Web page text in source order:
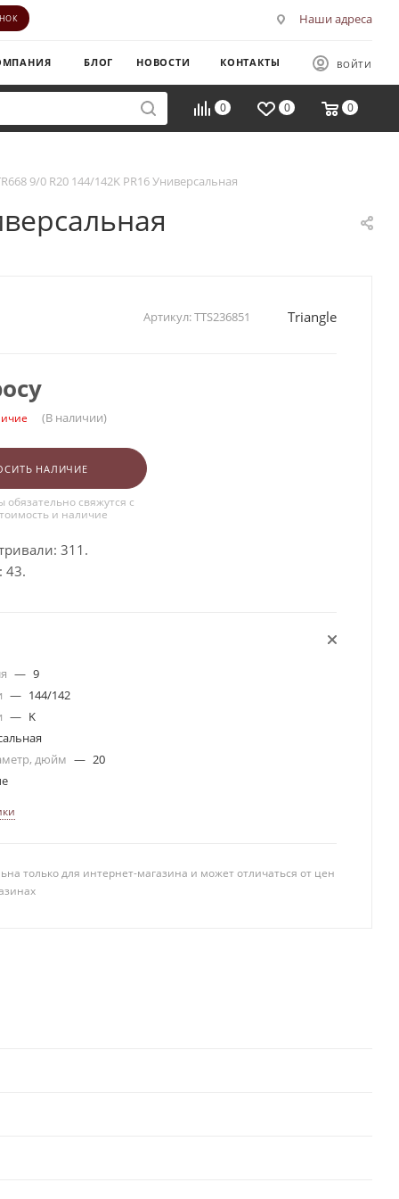
Наши адреса
БЛОГ НОВОСТИ КОНТАКТЫ ВОЙТИ
0 0 0
9/0 R20 144/142K PR16 Универсальная
Артикул:TTS236851 Triangle
(В наличии)
НАЛИЧИЕ
свяжутся с
и наличие
311.
43.
— 9
— 144/142
— K
дюйм — 20
только для интернет-магазина и может отличаться от цен